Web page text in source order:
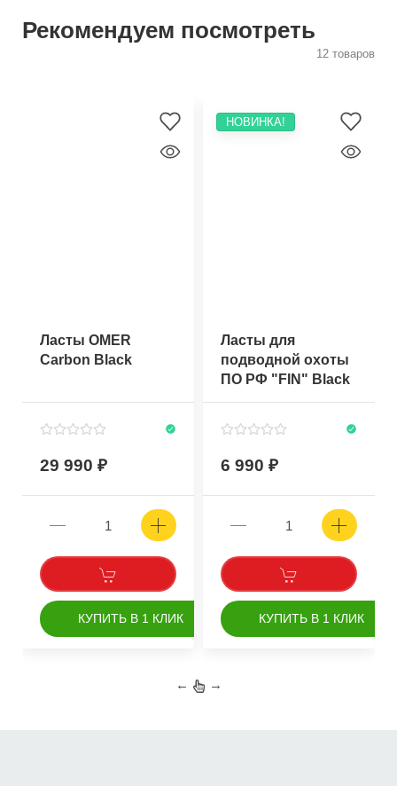
Рекомендуем посмотреть
12 товаров
Ласты OMER
Carbon Black
29 990
КУПИТЬ В 1 КЛИК
НОВИНКА!
Ласты для
подводной охоты
ПО РФ "FIN" Black
6 990
КУПИТЬ В 1 КЛИК
← →